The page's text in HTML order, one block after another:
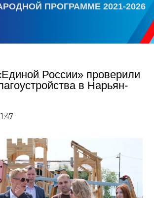
ПРОГРАММЕ 2021-2026
России» проверили
в Нарьян-